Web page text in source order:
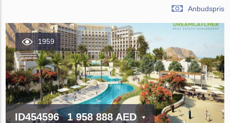
Anbudspris
1959
ID454596 1 958 888 AED